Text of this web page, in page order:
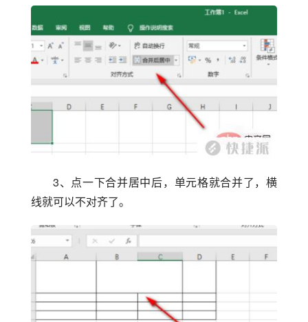
3、点一下合并居中后，单元格就合并了，横
线就可以不对齐了。